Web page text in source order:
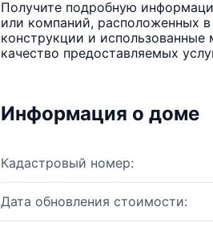
Получите подробную
или компаний, расположенных
конструкции и
качество предоставляемых
Информация о доме
Кадастровый номер:
Дата обновления стоимости: